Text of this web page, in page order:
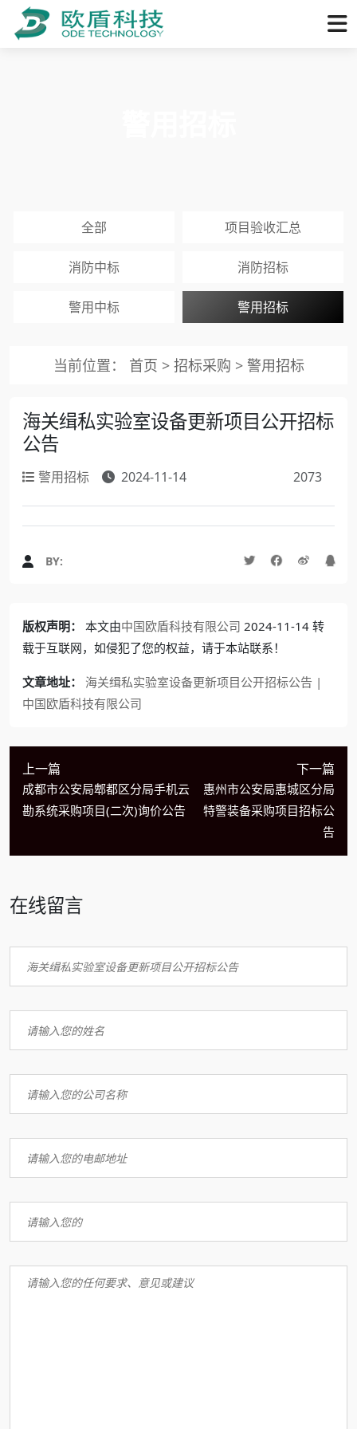
全部 项目验收汇总
消防中标 消防招标
警用中标 警用招标
当前位置： 首页 > 招标采购 > 警用招标
海关缉私实验室设备更新项目公开招标
公告
警用招标 2024-11-14 2073
BY:
版权声明： 本文由中国欧盾科技有限公司 2024-11-14 转
载于互联网，如侵犯了您的权益，请于本站联系！
文章地址：
海关缉私实验室设备更新项目公开招标公告 |
中国欧盾科技有限公司
上一篇
成都市公安局郫都区分局手机云
勘系统采购项目(二次)询价公告
下一篇
惠州市公安局惠城区分局
特警装备采购项目招标公
告
在线留言